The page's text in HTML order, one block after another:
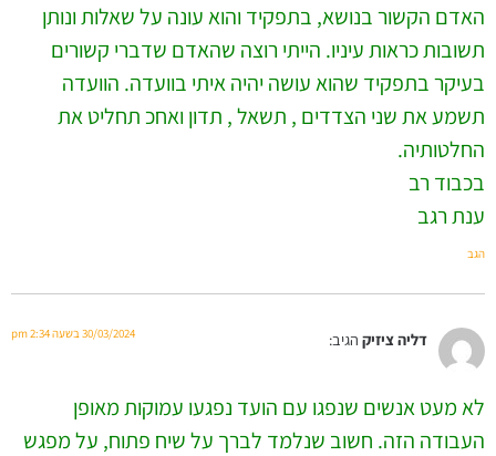
האדם הקשור בנושא, בתפקיד והוא עונה על שאלות ונותן
תשובות כראות עיניו. הייתי רוצה שהאדם שדברי קשורים
בעיקר בתפקיד שהוא עושה יהיה איתי בוועדה. הוועדה
תשמע את שני הצדדים , תשאל , תדון ואחכ תחליט את
החלטותיה.
בכבוד רב
ענת רגב
הגב
דליה ציזיק הגיב: 30/03/2024 בשעה 2:34 pm
לא מעט אנשים שנפגו עם הועד נפגעו עמוקות מאופן
העבודה הזה. חשוב שנלמד לברך על שיח פתוח, על מפגש